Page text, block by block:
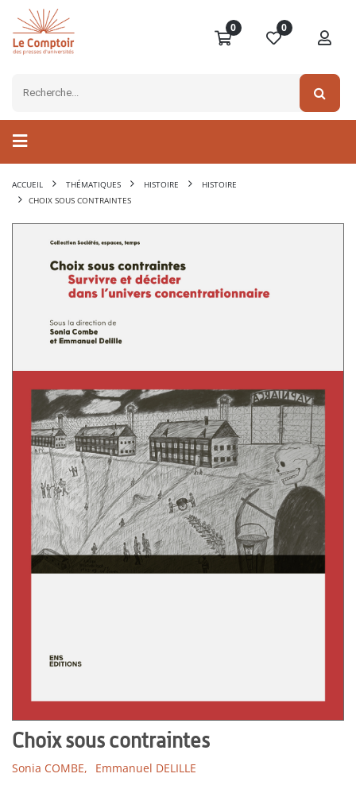
0 0
ACCUEIL THÉMATIQUES HISTOIRE
HISTOIRE
CHOIX SOUS CONTRAINTES
Choix sous contraintes
Sonia COMBE, Emmanuel DELILLE